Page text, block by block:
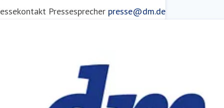
Pressesprecher presse@dm.de